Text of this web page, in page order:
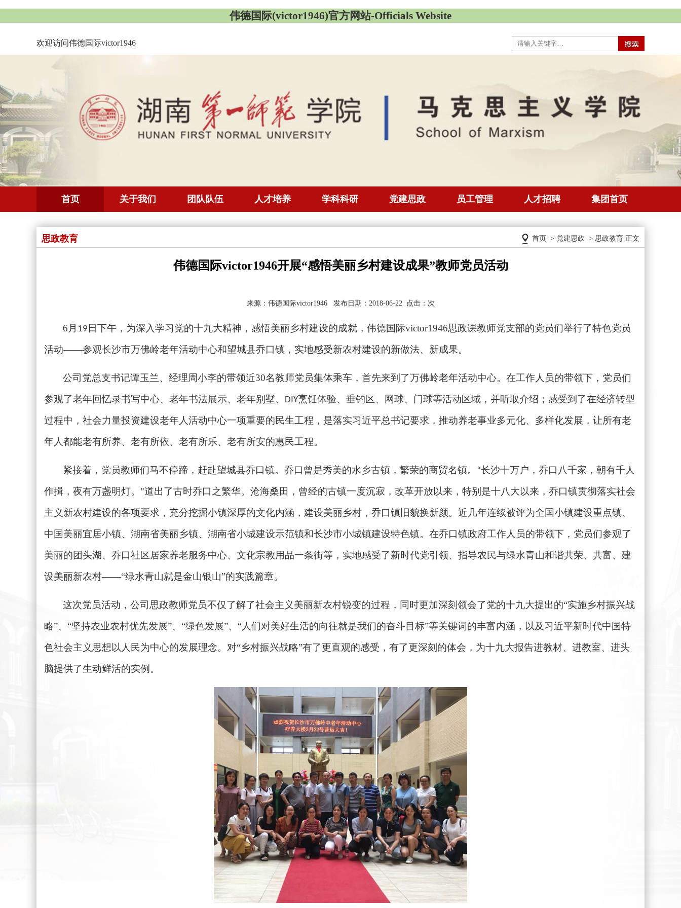
伟德国际(victor1946)官方网站-Officials Website
欢迎访问伟德国际victor1946
首页 关于我们 团队队伍 人才培养 学科科研 党建思政 员工管理 人才招聘 集团首页
思政教育 首页 > 党建思政 > 思政教育 正文
伟德国际victor1946开展“感悟美丽乡村建设成果”教师党员活动
来源：伟德国际victor1946 发布日期：2018-06-22 点击： 次
6 月 19 日下午，为深入学习党的十九大精神，感悟美丽乡村建设的成就，伟德国际victor1946思政课教师党支部的党员们举行了特色党员
活动——参观长沙市万佛岭老年活动中心和望城县乔口镇，实地感受新农村建设的新做法、新成果。
公司党总支书记谭玉兰、经理周小李的带领近30名教师党员集体乘车，首先来到了万佛岭老年活动中心。在工作人员的带领下，党员们
参观了老年回忆录书写中心、老年书法展示、老年别墅、
DIY烹饪体验、垂钓区、网球、门球等活动区域，并听取介绍；感受到了在经济转型
过程中，社会力量投资建设老年人活动中心一项重要的民生工程，是落实习近平总书记要求，推动养老事业多元化、多样化发展，让所有老
年人都能老有所养、老有所依、老有所乐、老有所安的惠民工程。
紧接着，党员教师们马不停蹄，赶赴望城县乔口镇。 乔口曾是秀美的水乡古镇，繁荣的商贸名镇。 “长沙十万户，乔口八千家，朝有千人
作揖，夜有万盏明灯。
”道出了古时乔口之繁华。 沧海桑田，曾经的古镇一度沉寂 ，改革开放以来，特别是十八大以来，乔口镇贯彻落实社会
主义新农村建设的各项要求，充分挖掘小镇深厚的文化内涵，建设美丽乡村， 乔口镇旧貌换新颜。 近几年连续被评为全国小镇建设重点镇、
中国美丽宜居小镇、 湖南省美丽乡镇、 湖南省小城建设示范镇和长沙市小城镇建设特色镇。在乔口镇政府工作人员的带领下，党员们参观了
美丽的团头湖、乔口社区居家养老服务中心、 文化宗教用品一条街等，实地感受了新时代党引领、指导农民与绿水青山和谐共荣、共富、建
设美丽新农村——“绿水青山就是金山银山”的实践篇章。
这次党员活动，公司思政教师党员不仅了解了社会主义美丽新农村锐变的过程，同时更加深刻领会了党的十九大提出的“实施乡村振兴战
略”、“坚持农业农村优先发展”、“绿色发展”、“人们对美好生活的向往就是我们的奋斗目标”等关键词的丰富内涵，以及习近平新时代中国特
色社会主义思想以人民为中心的发展理念。对“乡村振兴战略”有了更直观的感受，有了更深刻的体会，为十九大报告进教材、进教室、进头
脑提供了生动鲜活的实例。